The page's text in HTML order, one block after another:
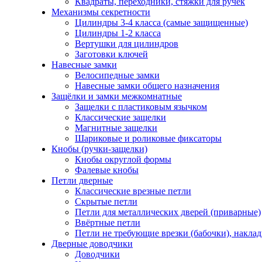
Механизмы секретности
Цилиндры 3-4 класса (самые защищенные)
Цилиндры 1-2 класса
Вертушки для цилиндров
Заготовки ключей
Навесные замки
Велосипедные замки
Навесные замки общего назначения
Защёлки и замки межкомнатные
Защелки с пластиковым язычком
Классические защелки
Магнитные защелки
Шариковые и роликовые фиксаторы
Кнобы (ручки-защелки)
Кнобы округлой формы
Фалевые кнобы
Петли дверные
Классические врезные петли
Скрытые петли
Петли для металлических дверей (приварные)
Ввёртные петли
Петли не требующие врезки (бабочки),
Дверные доводчики
Доводчики